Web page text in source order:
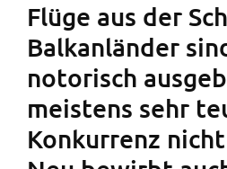
Flüge aus der
Balkanländer
notorisch
meistens sehr
Konkurrenz